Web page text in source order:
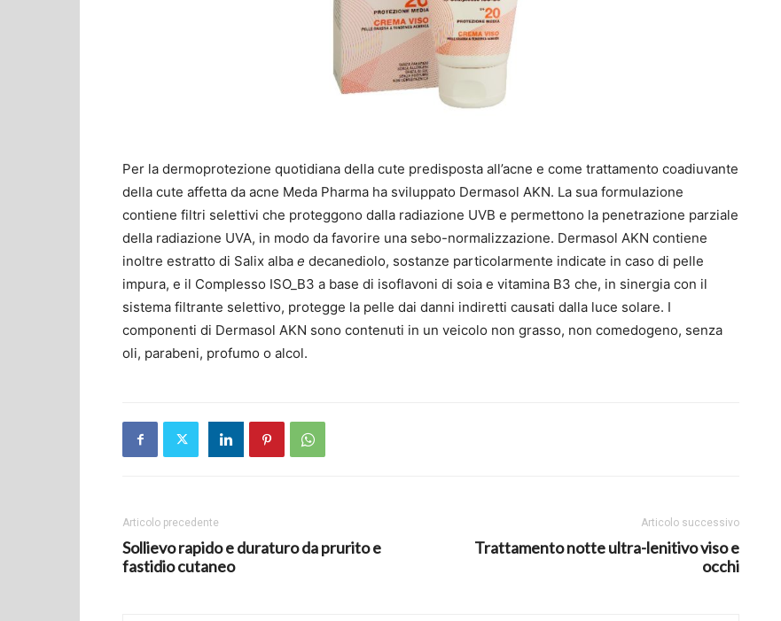
Per la dermoprotezione quotidiana della cute predisposta all’acne e come trattamento coadiuvante
della cute affetta da acne Meda Pharma ha sviluppato Dermasol AKN. La sua formulazione
contiene filtri selettivi che proteggono dalla radiazione UVB e permettono la penetrazione parziale
della radiazione UVA, in modo da favorire una sebo-normalizzazione. Dermasol AKN contiene
inoltre estratto di Salix alba e decanediolo, sostanze particolarmente indicate in caso di pelle
impura, e il Complesso ISO_B3 a base di isoflavoni di soia e vitamina B3 che, in sinergia con il
sistema filtrante selettivo, protegge la pelle dai danni indiretti causati dalla luce solare. I
componenti di Dermasol AKN sono contenuti in un veicolo non grasso, non comedogeno, senza
oli, parabeni, profumo o alcol.
Articolo precedente
Sollievo rapido e duraturo da prurito e
fastidio cutaneo
Articolo successivo
Trattamento notte ultra-lenitivo viso e
occhi